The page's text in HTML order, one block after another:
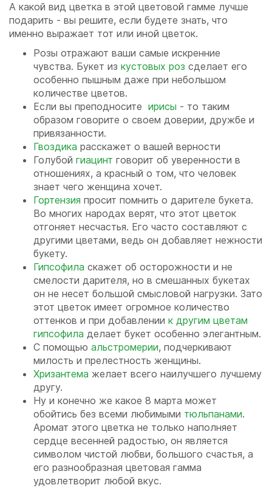
А какой вид цветка в этой цветовой гамме лучше
подарить - вы решите, если будете знать, что
именно выражает тот или иной цветок.
Розы отражают ваши самые искренние
чувства. Букет из кустовых роз сделает его
особенно пышным даже при небольшом
количестве цветов.
Если вы преподносите ирисы - то таким
образом говорите о своем доверии, дружбе и
привязанности.
Гвоздика расскажет о вашей верности
Голубой гиацинт говорит об уверенности в
отношениях, а красный о том, что человек
знает чего женщина хочет.
Гортензия просит помнить о дарителе букета.
Во многих народах верят, что этот цветок
отгоняет несчастья. Его часто составляют с
другими цветами, ведь он добавляет нежности
букету.
Гипсофила скажет об осторожности и не
смелости дарителя, но в смешанных букетах
он не несет большой смысловой нагрузки. Зато
этот цветок имеет огромное количество
оттенков и при добавлении к другим цветам
гипсофила делает букет особенно элегантным.
С помощью альстромерии, подчеркивают
милость и прелестность женщины.
Хризантема желает всего наилучшего лучшему
другу.
Ну и конечно же какое 8 марта может
обойтись без всеми любимыми тюльпанами.
Аромат этого цветка не только наполняет
сердце весенней радостью, он является
символом чистой любви, большого счастья, а
его разнообразная цветовая гамма
удовлетворит любой вкус.